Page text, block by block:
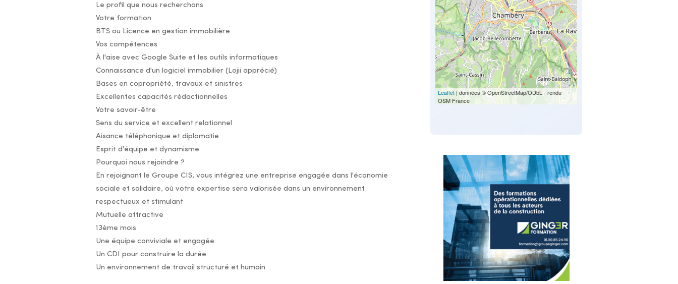
Le profil que nous recherchons
Votre formation
BTS ou Licence en gestion immobilière
Vos compétences
À l'aise avec Google Suite et les outils informatiques
Connaissance d'un logiciel immobilier (Lojii apprécié)
Bases en copropriété, travaux et sinistres
Excellentes capacités rédactionnelles
Votre savoir-être
Sens du service et excellent relationnel
Aisance téléphonique et diplomatie
Esprit d'équipe et dynamisme
Pourquoi nous rejoindre ?
En rejoignant le Groupe CIS, vous intégrez une entreprise engagée dans l'économie
sociale et solidaire, où votre expertise sera valorisée dans un environnement
respectueux et stimulant
Mutuelle attractive
13ème mois
Une équipe conviviale et engagée
Un CDI pour construire la durée
Un environnement de travail structuré et humain
Leaflet| données © OpenStreetMap/ODbL - rendu
OSM France